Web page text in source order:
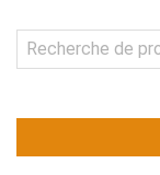
Recherche
pour :